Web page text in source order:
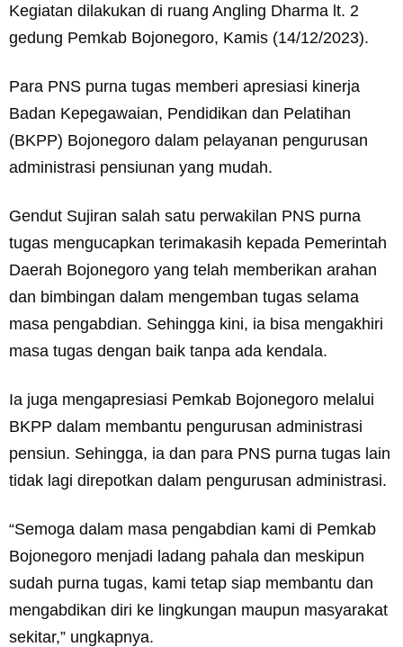
Kegiatan dilakukan di ruang Angling Dharma lt. 2
gedung Pemkab Bojonegoro, Kamis (14/12/2023).
Para PNS purna tugas memberi apresiasi kinerja
Badan Kepegawaian, Pendidikan dan Pelatihan
(BKPP) Bojonegoro dalam pelayanan pengurusan
administrasi pensiunan yang mudah.
Gendut Sujiran salah satu perwakilan PNS purna
tugas mengucapkan terimakasih kepada Pemerintah
Daerah Bojonegoro yang telah memberikan arahan
dan bimbingan dalam mengemban tugas selama
masa pengabdian. Sehingga kini, ia bisa mengakhiri
masa tugas dengan baik tanpa ada kendala.
Ia juga mengapresiasi Pemkab Bojonegoro melalui
BKPP dalam membantu pengurusan administrasi
pensiun. Sehingga, ia dan para PNS purna tugas lain
tidak lagi direpotkan dalam pengurusan administrasi.
“Semoga dalam masa pengabdian kami di Pemkab
Bojonegoro menjadi ladang pahala dan meskipun
sudah purna tugas, kami tetap siap membantu dan
mengabdikan diri ke lingkungan maupun masyarakat
sekitar,” ungkapnya.